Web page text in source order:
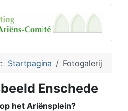
Startpagina Fotogalerij
Enschede
het Ariënsplein?